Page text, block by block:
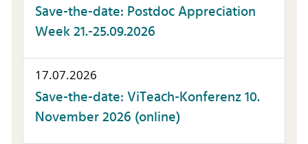
Save-the-date: Postdoc Appreciation
Week 21.-25.09.2026
17.07.2026
Save-the-date: ViTeach-Konferenz 10.
November 2026 (online)